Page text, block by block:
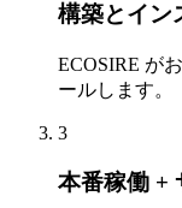
構築とイン
ECOSIRE が
ールします。
3
本番稼働 +